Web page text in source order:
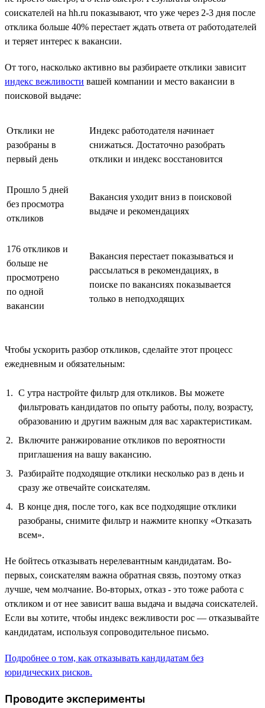
соискателей на hh.ru показывают, что уже через 2-3 дня после
отклика больше 40% перестает ждать ответа от работодателей
и теряет интерес к вакансии.
От того, насколько активно вы разбираете отклики зависит
индекс вежливости вашей компании и место вакансии в
поисковой выдаче:
Отклики не
разобраны в
первый день
Индекс работодателя начинает
снижаться. Достаточно разобрать
отклики и индекс восстановится
Прошло 5 дней
без просмотра
откликов
Вакансия уходит вниз в поисковой
выдаче и рекомендациях
176 откликов и
больше не
просмотрено
по одной
вакансии
Вакансия перестает показываться и
рассылаться в рекомендациях, в
поиске по вакансиях показывается
только в неподходящих
Чтобы ускорить разбор откликов, сделайте этот процесс
ежедневным и обязательным:
С утра настройте фильтр для откликов. Вы можете
фильтровать кандидатов по опыту работы, полу, возрасту,
образованию и другим важным для вас характеристикам.
Включите ранжирование откликов по вероятности
приглашения на вашу вакансию.
Разбирайте подходящие отклики несколько раз в день и
сразу же отвечайте соискателям.
В конце дня, после того, как все подходящие отклики
разобраны, снимите фильтр и нажмите кнопку «Отказать
всем».
Не бойтесь отказывать нерелевантным кандидатам. Во-
первых, соискателям важна обратная связь, поэтому отказ
лучше, чем молчание. Во-вторых, отказ - это тоже работа с
откликом и от нее зависит ваша выдача и выдача соискателей.
Если вы хотите, чтобы индекс вежливости рос — отказывайте
кандидатам, используя сопроводительное письмо.
Подробнее о том, как отказывать кандидатам без
юридических рисков.
Проводите эксперименты